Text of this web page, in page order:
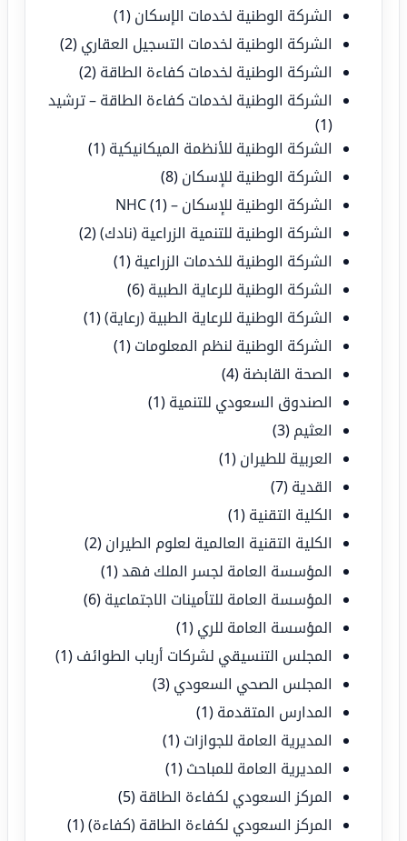
الشركة الوطنية لخدمات الإسكان (1)
الشركة الوطنية لخدمات التسجيل العقاري (2)
الشركة الوطنية لخدمات كفاءة الطاقة (2)
الشركة الوطنية لخدمات كفاءة الطاقة – ترشيد
(1)
الشركة الوطنية للأنظمة الميكانيكية (1)
الشركة الوطنية للإسكان (8)
الشركة الوطنية للإسكان – NHC(1)
الشركة الوطنية للتنمية الزراعية (نادك)(2)
الشركة الوطنية للخدمات الزراعية (1)
الشركة الوطنية للرعاية الطبية (6)
الشركة الوطنية للرعاية الطبية (رعاية)(1)
الشركة الوطنية لنظم المعلومات (1)
الصحة القابضة (4)
الصندوق السعودي للتنمية (1)
العثيم (3)
العربية للطيران (1)
القدية (7)
الكلية التقنية (1)
الكلية التقنية العالمية لعلوم الطيران (2)
المؤسسة العامة لجسر الملك فهد(1)
المؤسسة العامة للتأمينات الاجتماعية (6)
المؤسسة العامة للري (1)
المجلس التنسيقي لشركات أرباب الطوائف (1)
المجلس الصحي السعودي (3)
المدارس المتقدمة (1)
المديرية العامة للجوازات (1)
المديرية العامة للمباحث (1)
المركز السعودي لكفاءة الطاقة (5)
المركز السعودي لكفاءة الطاقة (كفاءة)(1)